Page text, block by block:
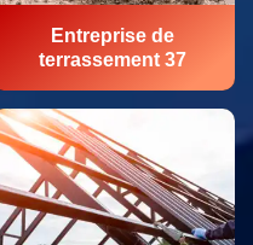
Entreprise de
terrassement 37